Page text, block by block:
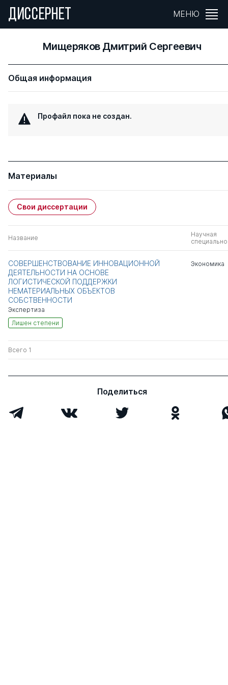
ДИССЕРНЕТ МЕНЮ
Мищеряков Дмитрий Сергеевич
Общая информация
Профайл пока не создан.
Материалы
Свои диссертации
Название
Научная
СОВЕРШЕНСТВОВАНИЕ ИННОВАЦИОННОЙ
ДЕЯТЕЛЬНОСТИ НА ОСНОВЕ
ЛОГИСТИЧЕСКОЙ ПОДДЕРЖКИ
НЕМАТЕРИАЛЬНЫХ ОБЪЕКТОВ
СОБСТВЕННОСТИ
Экспертиза
Лишен степени
Экономика
Всего 1
Поделиться